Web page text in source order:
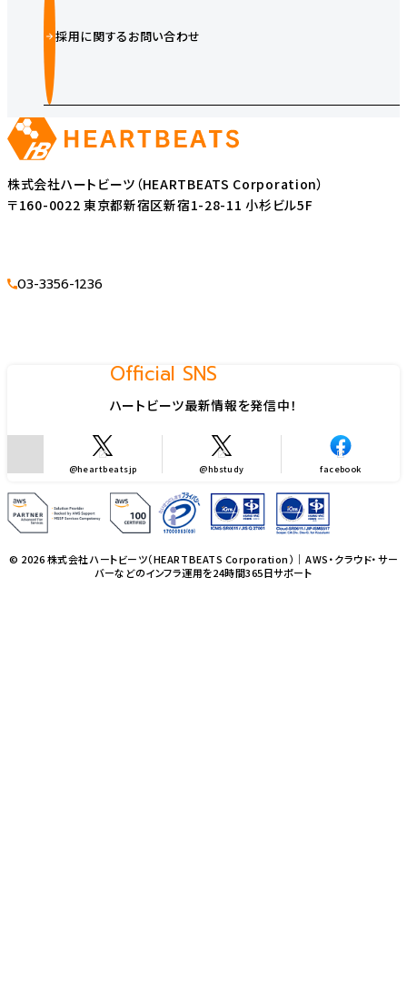
採用に関するお問い合わせ
株式会社ハートビーツ（HEARTBEATS Corporation）
〒160-0022 東京都新宿区新宿1-28-11 小杉ビル5F
03-3356-1236
Official SNS
ハートビーツ最新情報を発信中！
@heartbeatsjp @hbstudy facebook
© 2026 株式会社ハートビーツ（HEARTBEATS Corporation）｜AWS・クラウド・サー
バーなどのインフラ運用を24時間365日サポート